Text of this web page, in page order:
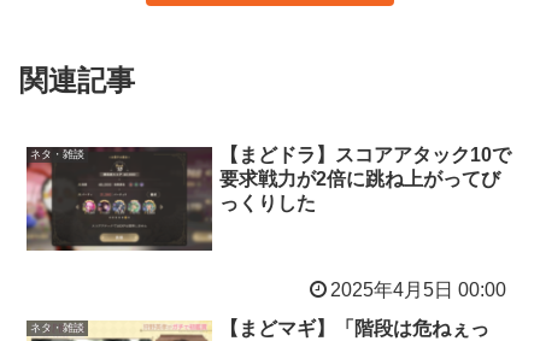
関連記事
ネタ・雑談
【まどドラ】スコアアタック10で
要求戦力が2倍に跳ね上がってび
っくりした
2025年4月5日 00:00
ネタ・雑談
【まどマギ】「階段は危ねぇっ